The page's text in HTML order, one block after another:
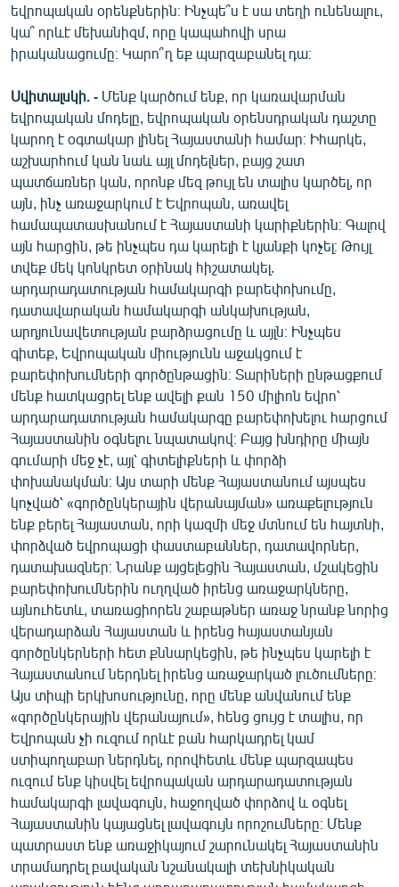
եվրոպական օրենքներին։ Ինչպե՞ս է սա տեղի ունենալու,
կա՞ որևէ մեխանիզմ, որը կապահովի սրա
իրականացումը։ Կարո՞ղ եք պարզաբանել դա։
Սվիտալսկի. - Մենք կարծում ենք, որ կառավարման
եվրոպական մոդելը, եվրոպական օրենսդրական դաշտը
կարող է օգտակար լինել Հայաստանի համար։ Իհարկե,
աշխարհում կան նաև այլ մոդելներ, բայց շատ
պատճառներ կան, որոնք մեզ թույլ են տալիս կարծել, որ
այն, ինչ առաջարկում է Եվրոպան, առավել
համապատասխանում է Հայաստանի կարիքներին։ Գալով
այն հարցին, թե ինչպես դա կարելի է կյանքի կոչել։ Թույլ
տվեք մեկ կոնկրետ օրինակ հիշատակել.
արդարադատության համակարգի բարեփոխումը,
դատավարական համակարգի անկախության,
արդյունավետության բարձրացումը և այլն։ Ինչպես
գիտեք, Եվրոպական միությունն աջակցում է
բարեփոխումների գործընթացին։ Տարիների ընթացքում
մենք հատկացրել ենք ավելի քան 150 միլիոն եվրո՝
արդարադատության համակարգը բարեփոխելու հարցում
Հայաստանին օգնելու նպատակով։ Բայց խնդիրը միայն
գումարի մեջ չէ, այլ՝ գիտելիքների և փորձի
փոխանակման։ Այս տարի մենք Հայաստանում այսպես
կոչված՝ «գործընկերային վերանայման» առաքելություն
ենք բերել Հայաստան, որի կազմի մեջ մտնում են հայտնի,
փորձված եվրոպացի փաստաբաններ, դատավորներ,
դատախազներ։ Նրանք այցելեցին Հայաստան, մշակեցին
բարեփոխումներին ուղղված իրենց առաջարկները,
այնուհետև, տառացիորեն շաբաթներ առաջ նրանք նորից
վերադարձան Հայաստան և իրենց հայաստանյան
գործընկերների հետ քննարկեցին, թե ինչպես կարելի է
Հայաստանում ներդնել իրենց առաջարկած լուծումները։
Այս տիպի երկխոսությունը, որը մենք անվանում ենք
«գործընկերային վերանայում», հենց ցույց է տալիս, որ
Եվրոպան չի ուզում որևէ բան հարկադրել կամ
ստիպողաբար ներդնել, որովհետև մենք պարզապես
ուզում ենք կիսվել եվրոպական արդարադատության
համակարգի լավագույն, հաջողված փորձով և օգնել
Հայաստանին կայացնել լավագույն որոշումները։ Մենք
պատրաստ ենք առաջիկայում շարունակել Հայաստանին
տրամադրել բավական նշանակալի տեխնիկական